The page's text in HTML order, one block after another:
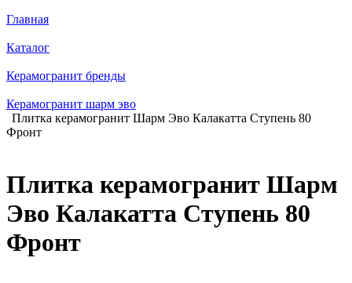
Главная
Каталог
Керамогранит бренды
Керамогранит шарм эво
Плитка керамогранит Шарм Эво Калакатта Ступень 80
Фронт
Плитка керамогранит Шарм
Эво Калакатта Ступень 80
Фронт